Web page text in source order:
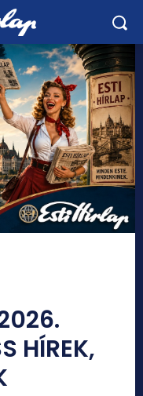
HÍREK,